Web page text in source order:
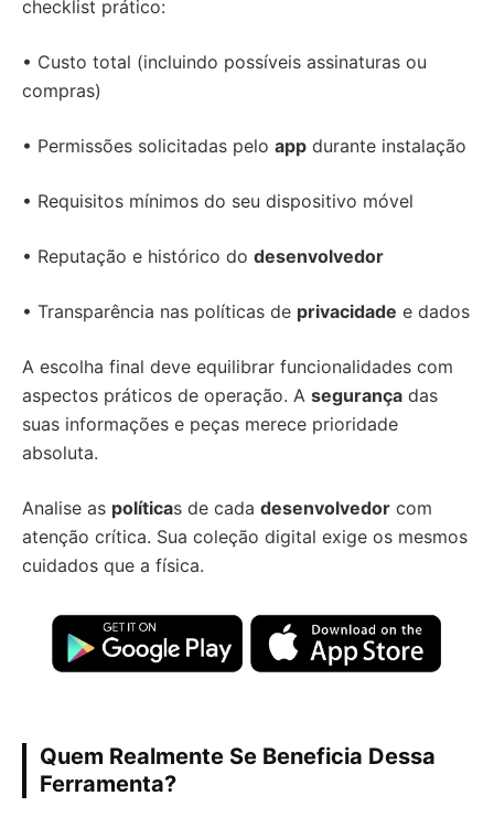
checklist prático:
• Custo total (incluindo possíveis assinaturas ou
compras)
• Permissões solicitadas pelo app durante instalação
• Requisitos mínimos do seu dispositivo móvel
• Reputação e histórico do desenvolvedor
• Transparência nas políticas de privacidade e dados
A escolha final deve equilibrar funcionalidades com
aspectos práticos de operação. A segurança das
suas informações e peças merece prioridade
absoluta.
Analise as políticas de cada desenvolvedor com
atenção crítica. Sua coleção digital exige os mesmos
cuidados que a física.
Quem Realmente Se Beneficia Dessa
Ferramenta?